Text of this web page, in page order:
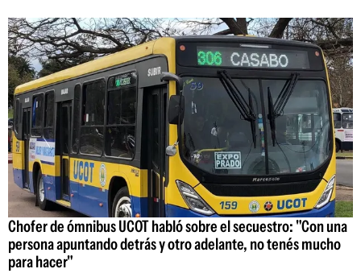
Chofer de ómnibus UCOT habló sobre el secuestro: "Con una
persona apuntando detrás y otro adelante, no tenés mucho
para hacer"